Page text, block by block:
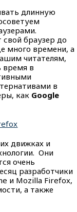
длинную
браузер до
много времени, а
читателям,
время в
в
как Google
движках и
Они
очень
разработчики
и Mozilla Firefox,
а также